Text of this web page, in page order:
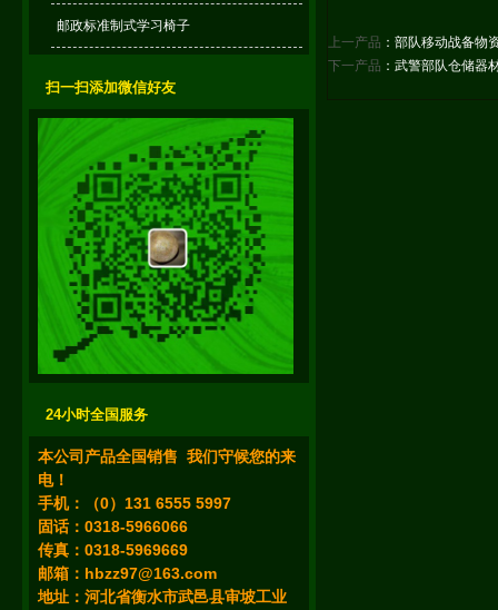
邮政标准制式学习椅子
扫一扫添加微信好友
24小时全国服务
本公司产品全国销售 我们守候您的来
电！
手机：（0）131 6555 5997
固话：0318-5966066
传真：0318-5969669
邮箱： hbzz97@163.com
地址：河北省衡水市武邑县审坡工业
上一产品 ： 部队移动战备物
下一产品 ： 武警部队仓储器